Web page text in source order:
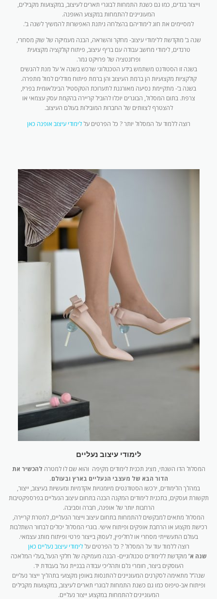
וייצור בגדים, כמו גם כשנת התמחות לבוגרי תארים לעיצוב, במקצועות מקבילים,
המעוניינים להתמחות במקצוע האופנה.
למסיימים את חוג לימודיהם בהצלחה ניתנת האפשרות להמשיך לשנה ב’.
שנה ב’ מוקדשת ללימודי עיצוב- מחקר והשראה, הבנה מעמיקה של שוק מסחרי,
טרנדים, לימודי מחשב עבודה עם בריף עיצוב, פיתוח קולקציה מקצועית
ופרזנטציה של פרויקט גמר.
בשנה זו הסטודנט משתמש בידע הטכנולוגי שרכש בשנה א’ על מנת להגשים
קולקציות מקצועיות הן ברמת העיצוב והן ברמת פיתוח מודלים למול מתפרה.
בשנה ב’- מתקיימת נסיעה מאורגנת לתערוכת הטקסטיל הבינלאומית בפריז,
צרפת. בתום המסלול, הבוגרים יוכלו להוביל קריירה בהקמת עסק עצמאי או
להצטרף לצוותים של החברות המובילות בעולם העיצוב.
רוצה ללמוד על המסלול יותר ? כל הפרטים עללימודי עיצוב אופנה כאן
לימודי עיצוב נעליים
המסלול הדו השנתי, מציג תכנית לימודים מקיפה והוא שם לו למטרה להכשיר את
הדור הבא של מעצבי הנעליים בארץ ובעולם.
במהלך הלימודים, ירכשו הסטודנטים מיומנויות אקדמיות ומעשיות בעיצוב, ייצור,
תקשורת ועסקים, בתכנית לימודים המקנה הבנה בתחום עיצוב הנעליים בפרספקטיבות
הרחבות יותר של אופנה, חברה וסביבה.
המסלול מתאים למבקשים להתמחות בתחום עיצוב וייצור הנעליים, למטרת קריירה,
רכישת מקצוע או הרחבת אופקים ופיתוח אישי. בוגרי המסלול יכולים לבחור השתלבות
בעולם התעשייתי מסחרי או לחליפין, לעסוק בייצור פרטי ופיתוח מותג עצמאי.
רוצה ללמוד עוד על המסלול ? כל הפרטים עללימודי עיצוב נעליים כאן
שנה א’ מוקדשת ללימודים טכנולוגיים- הבנה מעמיקה של חלקי הנעל,בעלי המלאכה
העוסקים ביצור, חומרי גלם ותהליכי עבודה בבניית נעל בעבודת יד.
שנה”ל מתאימה לסקרנים המעוניינים להתנסות באופן מקצועי בתהליך ייצור נעליים
ופיתוח אב-טיפוס כמו גם כשנת התמחות לבוגרי תארים לעיצוב, במקצועות מקבילים
המעוניינים להתמחות במקצוע ייצור נעליים.